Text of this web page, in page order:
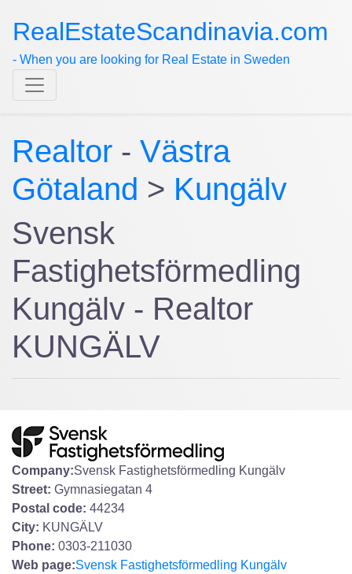
RealEstateScandinavia.com
- When you are looking for Real Estate in Sweden
Realtor - Västra
Götaland > Kungälv
Svensk
Fastighetsförmedling
Kungälv - Realtor
KUNGÄLV
Company:Svensk Fastighetsförmedling Kungälv
Street: Gymnasiegatan 4
Postal code: 44234
City: KUNGÄLV
Phone: 0303-211030
Web page:Svensk Fastighetsförmedling Kungälv